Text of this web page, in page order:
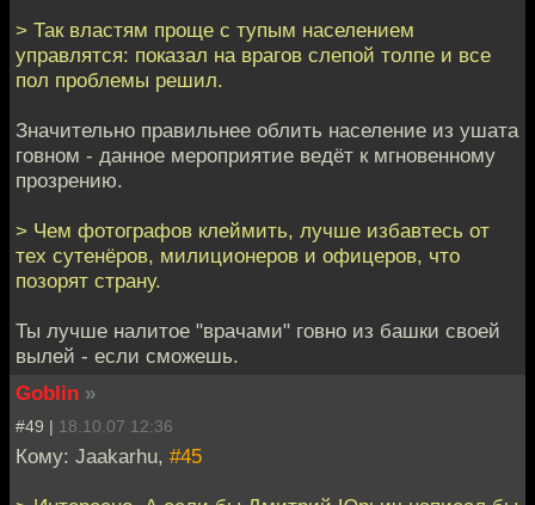
> Так властям проще с тупым населением
управлятся: показал на врагов слепой толпе и все
пол проблемы решил.
Значительно правильнее облить население из ушата
говном - данное мероприятие ведёт к мгновенному
прозрению.
> Чем фотографов клеймить, лучше избавтесь от
тех сутенёров, милиционеров и офицеров, что
позорят страну.
Ты лучше налитое "врачами" говно из башки своей
вылей - если сможешь.
Goblin »
#49 | 18.10.07 12:36
Кому: Jaakarhu, #45